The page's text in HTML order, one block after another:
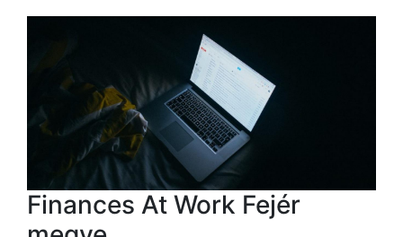
Finances At Work Fejér